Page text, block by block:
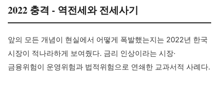
2022 충격 - 역전세와 전세사기
앞의 모든 개념이 현실에서 어떻게 폭발했는지는 2022년 한국
시장이 적나라하게 보여줬다. 금리 인상이라는 시장·
금융위험이 운영위험과 법적위험으로 연쇄한 교과서적 사례다.